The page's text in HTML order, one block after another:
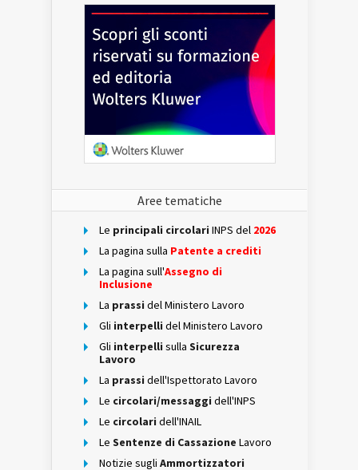
Aree tematiche
Le principali circolari INPS del 2026
La pagina sulla Patente a crediti
La pagina sull'Assegno di
Inclusione
La prassi del Ministero Lavoro
Gli interpelli del Ministero Lavoro
Gli interpelli sulla Sicurezza
Lavoro
La prassi dell'Ispettorato Lavoro
Le circolari/messaggi dell'INPS
Le circolari dell'INAIL
Le Sentenze di Cassazione Lavoro
Notizie sugli Ammortizzatori